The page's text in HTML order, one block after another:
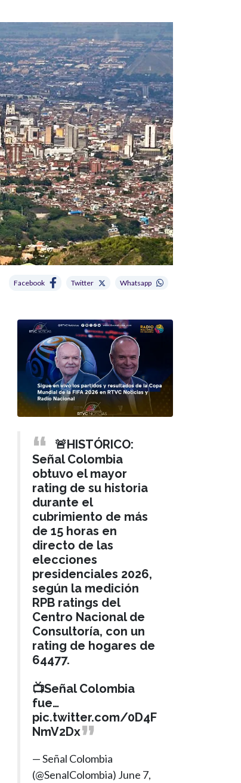
Facebook Twitter Whatsapp
🚨HISTÓRICO:
Señal Colombia
obtuvo el mayor
rating de su historia
durante el
cubrimiento de más
de 15 horas en
directo de las
elecciones
presidenciales 2026,
según la medición
RPB ratings del
Centro Nacional de
Consultoría, con un
rating de hogares de
64477.
📺Señal Colombia
fue…
pic.twitter.com/0D4F
NmV2Dx
— Señal Colombia
(@SenalColombia) June 7,